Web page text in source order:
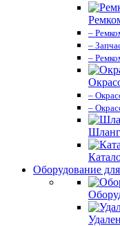
–
–
–
–
–
Оборудование